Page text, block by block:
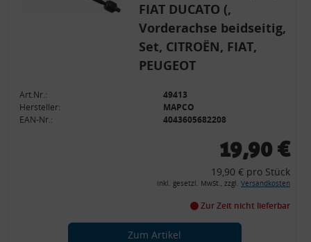
FIAT DUCATO (,
Vorderachse beidseitig,
Set, CITROËN, FIAT,
PEUGEOT
Art.Nr.:
49413
Hersteller:
MAPCO
EAN-Nr.:
4043605682208
19,90 €
19,90 € pro Stück
inkl. gesetzl. MwSt., zzgl. Versandkosten
Zur Zeit nicht lieferbar
Zum Artikel